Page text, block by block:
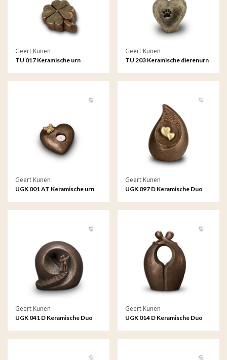
Geert Kunen
TU 017 Keramische urn
Geert Kunen
TU 203 Keramische dierenurn
Geert Kunen
UGK 001 AT Keramische urn
Geert Kunen
UGK 097 D Keramische Duo
liefdevolle herinnering
Geert Kunen
UGK 041 D Keramische Duo
Geert Kunen
UGK 014 D Keramische Duo